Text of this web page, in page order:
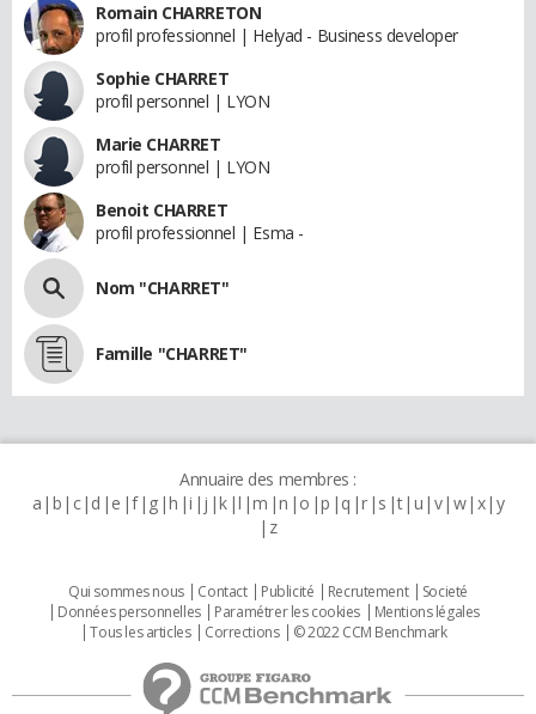
Romain CHARRETON
profil professionnel | Helyad - Business developer
Sophie CHARRET
profil personnel | LYON
Marie CHARRET
profil personnel | LYON
Benoit CHARRET
profil professionnel | Esma -
Nom "CHARRET"
Famille "CHARRET"
Annuaire des membres :
a b c d e f g h i j k l m n o p q r s t u v w x y
z
Qui sommes nous Contact Publicité Recrutement
Societé
Données personnelles
Paramétrer les cookies
Mentions légales
Tous les articles
Corrections © 2022 CCM Benchmark